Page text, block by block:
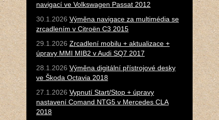
navigací ve Volkswagen Passat 2012
30.1.2026 Výměna navigace za multimédia se
zrcadlením v Citroën C3 2015
29.1.2026 Zrcadlení mobilu + aktualizace +
úpravy MMI MIB2 v Audi SQ7 2017
28.1.2026 Výměna digitální přístrojové desky
ve Škoda Octavia 2018
27.1.2026 Vypnutí Start/Stop + úpravy
nastavení Comand NTG5 v Mercedes CLA
2018